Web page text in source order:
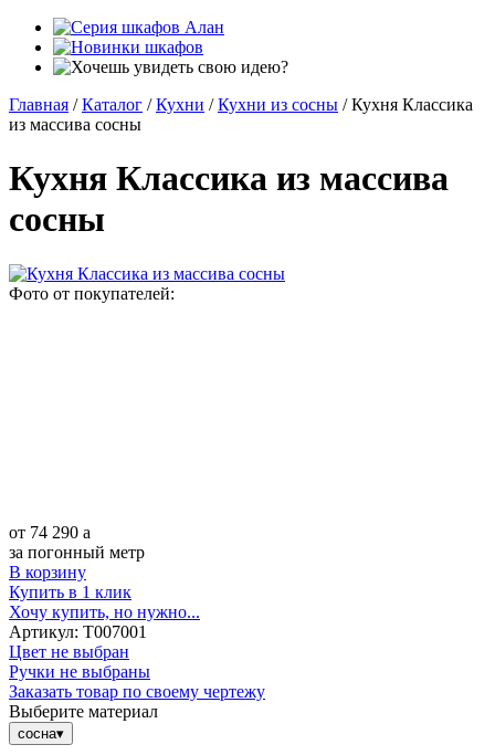
Главная / Каталог / Кухни / Кухни из сосны / Кухня Классика
из массива сосны
Кухня Классика из массива
сосны
Фото от покупателей:
от 74 290 a
за погонный метр
В корзину
Купить в 1 клик
Хочу купить, но нужно...
Артикул: Т007001
Цвет не выбран
Ручки не выбраны
Заказать товар по своему чертежу
Выберите материал
сосна▾